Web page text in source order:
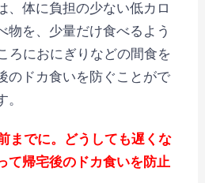
、体に負担の少ない低カロ
物を、少量だけ食べるよう
ろにおにぎりなどの間食を
のドカ食いを防ぐことがで
までに。どうしても遅くな
て帰宅後のドカ食いを防止